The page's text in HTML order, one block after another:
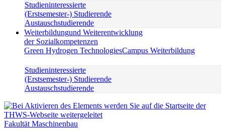
Studieninteressierte
(Erstsemester-) Studierende
Austauschstudierende
Weiterbildungund Weiterentwicklung
der Sozialkompetenzen
Green Hydrogen TechnologiesCampus Weiterbildung
Studieninteressierte
(Erstsemester-) Studierende
Austauschstudierende
Fakultät Maschinenbau